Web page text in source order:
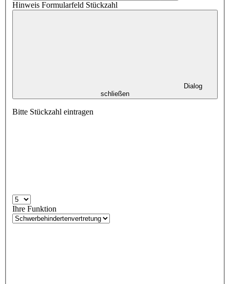
Hinweis Formularfeld Stückzahl
Dialog
schließen
Bitte Stückzahl eintragen
Ihre Funktion